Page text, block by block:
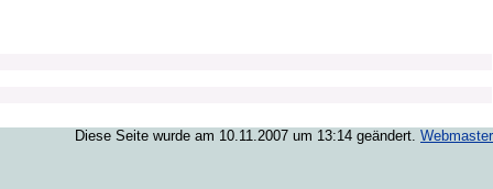
Diese Seite wurde am 10.11.2007 um 13:14 geändert. Webmaster